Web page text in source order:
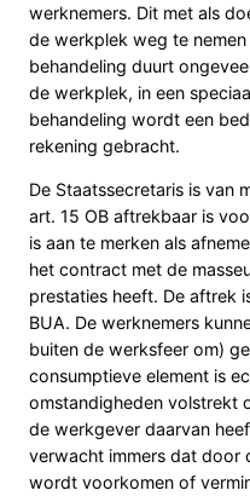
werknemers. Dit met als
de werkplek weg te
behandeling duurt
de werkplek, in een
behandeling wordt een
rekening gebracht.
De Staatssecretaris is van
art. 15 OB aftrekbaar is
is aan te merken als
het contract met de
prestaties heeft. De aftrek
BUA. De werknemers
buiten de werksfeer om)
consumptieve element is
omstandigheden volstrekt
de werkgever daarvan
verwacht immers dat door
wordt voorkomen of